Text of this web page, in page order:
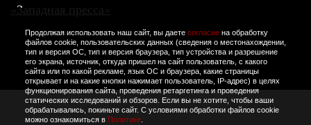
Продолжая использовать наш сайт, вы даете согласиена обработку
файлов cookie, пользовательских данных (сведения о местонахождении,
тип и версия ОС, тип и версия браузера, тип устройства и разрешение
его экрана, источник, откуда пришел на сайт пользователь, с какого
сайта или по какой рекламе, язык ОС и браузера, какие страницы
открывает и на какие кнопки нажимает пользователь, IP-адрес) в целях
функционирования сайта, проведения ретаргетинга и проведения
статических исследований и обзоров. Если вы не хотите, чтобы ваши
обрабатывались, покиньте сайт. С условиями обработки файлов cookie
можно ознакомиться в Политике.
«Западная пресса»